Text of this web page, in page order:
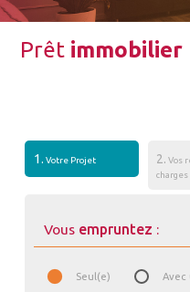
Prêt immobilier
1. Votre Projet 2. Vos
charges
Vous empruntez :
Seul(e) Avec